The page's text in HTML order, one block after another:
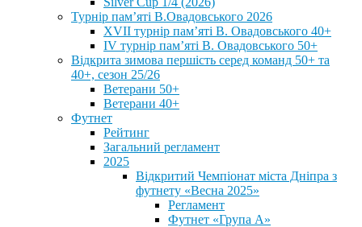
Турнір пам’яті В.Овадовського 2026
XVII турнір пам’яті В. Овадовського 40+
IV турнір пам’яті В. Овадовського 50+
Відкрита зимова першість серед команд 50+ та
40+, сезон 25/26
Ветерани 50+
Ветерани 40+
Футнет
Рейтинг
Загальний регламент
2025
Відкритий Чемпіонат міста Дніпра з
футнету «Весна 2025»
Регламент
Футнет «Група А»